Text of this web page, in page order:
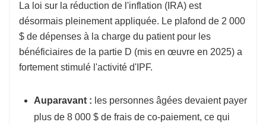
La loi sur la réduction de l'inflation (IRA) est
désormais pleinement appliquée. Le plafond de 2 000
$ de dépenses à la charge du patient pour les
bénéficiaires de la partie D (mis en œuvre en 2025) a
fortement stimulé l'activité d'IPF.
Auparavant : les personnes âgées devaient payer
plus de 8 000 $ de frais de co-paiement, ce qui